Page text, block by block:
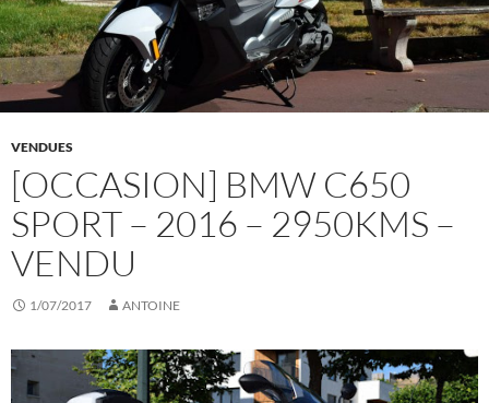
VENDUES
[OCCASION] BMW C650
SPORT – 2016 – 2950KMS –
VENDU
1/07/2017 ANTOINE